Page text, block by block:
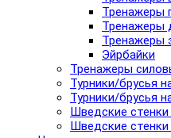
Тренажеры
Тренажеры
Тренажеры
Эйрбайки
Тренажеры
Турники/брусья
Турники/брусья
Шведские
Шведские